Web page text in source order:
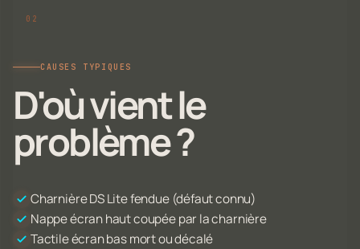
CAUSES TYPIQUES
D'où vient le
problème ?
Charnière DS Lite fendue (défaut connu)
Nappe écran haut coupée par la charnière
Tactile écran bas mort ou décalé